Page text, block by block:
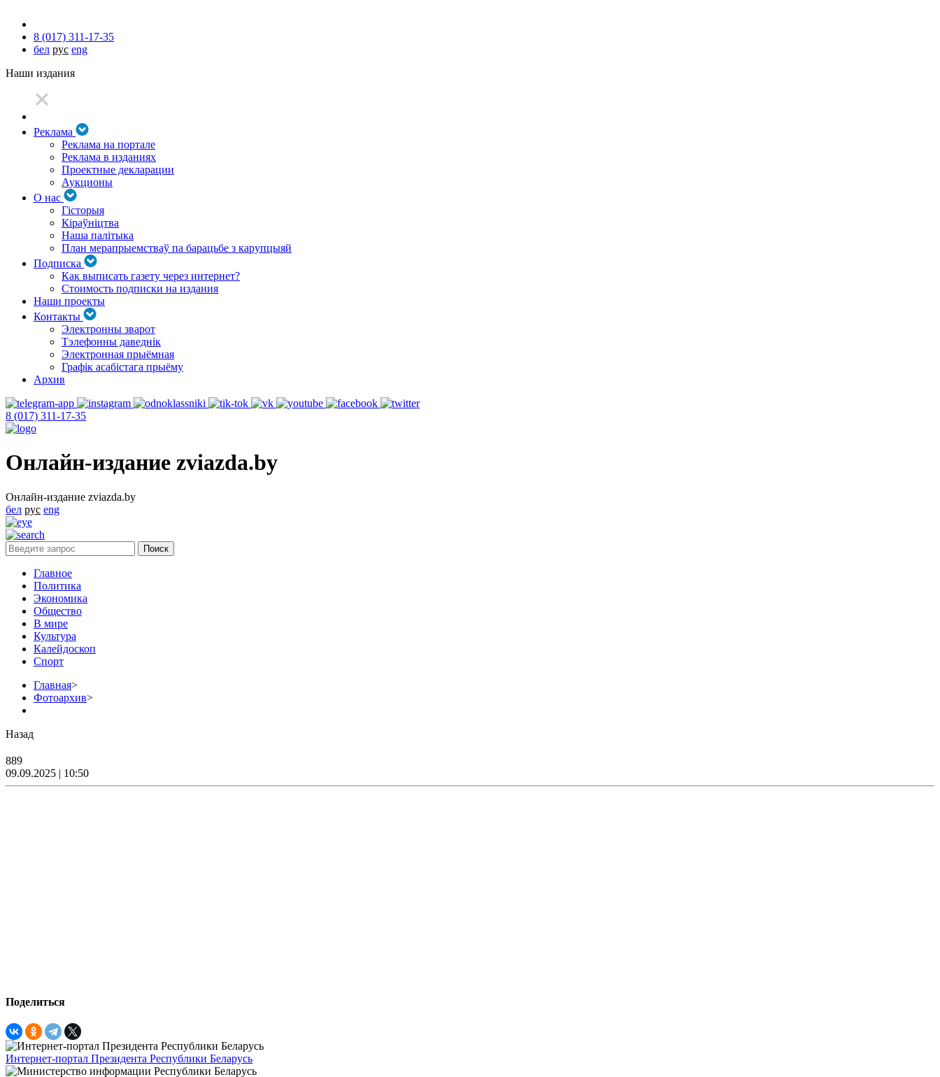
8 (017) 311-17-35
бел рус eng
Наши издания
Реклама
Реклама на портале
Реклама в изданиях
Проектные декларации
Аукционы
О нас
Гісторыя
Кіраўніцтва
Наша палітыка
План мерапрыемстваў па барацьбе з карупцыяй
Подписка
Как выписать газету через интернет?
Стоимость подписки на издания
Наши проекты
Контакты
Электронны зварот
Тэлефонны даведнік
Электронная прыёмная
Графік асабістага прыёму
Архив
8 (017) 311-17-35
Онлайн-издание zviazda.by
Онлайн-издание zviazda.by
бел рус eng
Главное
Политика
Экономика
Общество
В мире
Культура
Калейдоскоп
Спорт
Главная>
Фотоархив>
Назад
889
09.09.2025 | 10:50
Поделиться
Интернет-портал Президента Республики Беларусь